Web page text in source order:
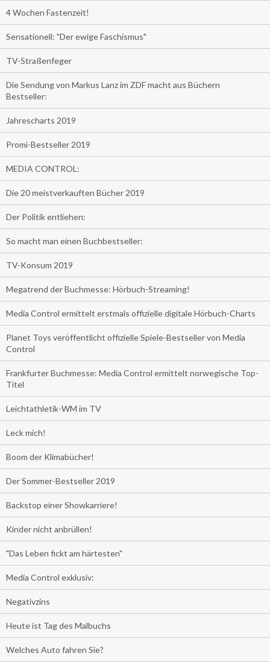
4 Wochen Fastenzeit!
Sensationell: "Der ewige Faschismus"
TV-Straßenfeger
Die Sendung von Markus Lanz im ZDF macht aus Büchern
Bestseller:
Jahrescharts 2019
Promi-Bestseller 2019
MEDIA CONTROL:
Die 20 meistverkauften Bücher 2019
Der Politik entliehen:
So macht man einen Buchbestseller:
TV-Konsum 2019
Megatrend der Buchmesse: Hörbuch-Streaming!
Media Control ermittelt erstmals offizielle digitale Hörbuch-Charts
Planet Toys veröffentlicht offizielle Spiele-Bestseller von Media
Control
Frankfurter Buchmesse: Media Control ermittelt norwegische Top-
Titel
Leichtathletik-WM im TV
Leck mich!
Boom der Klimabücher!
Der Sommer-Bestseller 2019
Backstop einer Showkarriere!
Kinder nicht anbrüllen!
"Das Leben fickt am härtesten"
Media Control exklusiv:
Negativzins
Heute ist Tag des Malbuchs
Welches Auto fahren Sie?